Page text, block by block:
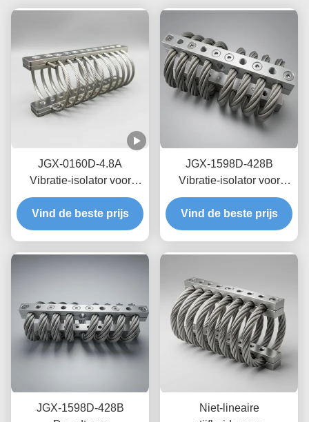
JGX-0160D-4.8A
Vibratie-isolator voor
zeedraden op zee,
onderhoudsvrij, van
roestvrij staal
Vind de beste prijs
JGX-1598D-428B
Vibratie-isolator voor
draadtouwen met nul-
kruip-olievrije
wrijvingsdemping voor
Vind de beste prijs
JGX-1598D-428B
Niet-lineaire